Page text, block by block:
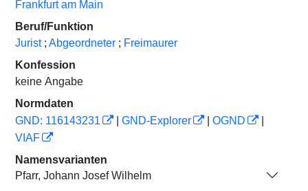
Frankfurt am Main
Beruf/Funktion
Jurist ; Abgeordneter ; Freimaurer
Konfession
keine Angabe
Normdaten
GND: 116143231
GND-Explorer OGND
VIAF
Namensvarianten
Pfarr, Johann Josef Wilhelm